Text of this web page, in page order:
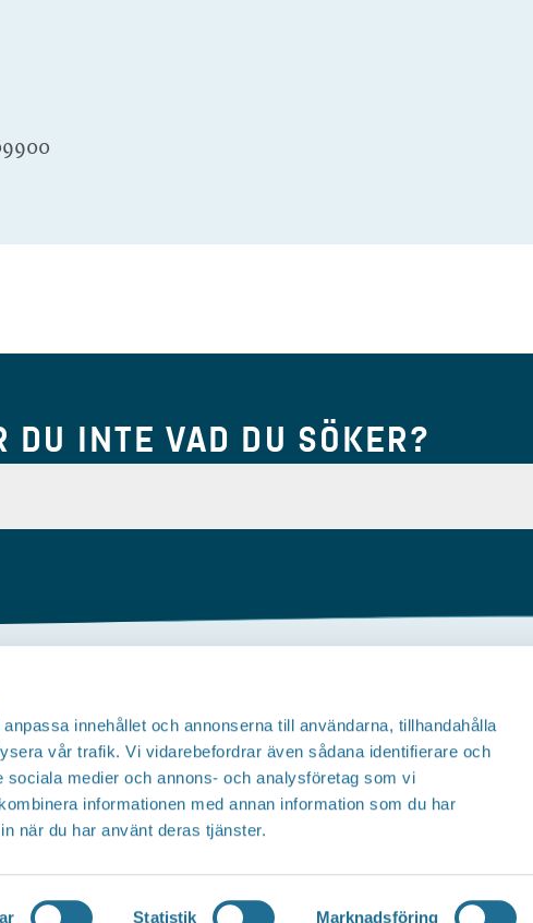
innehållet och annonserna till användarna, tillhandahålla
vår trafik. Vi vidarebefordrar även sådana identifierare och
sociala medier och annons- och analysföretag som vi
informationen med annan information som du har
när du har använt deras tjänster.
Statistik Marknadsföring
DU INTE VAD DU SÖKER?
Tillväxt Motala
Visit Östergötland
Motala Kommun